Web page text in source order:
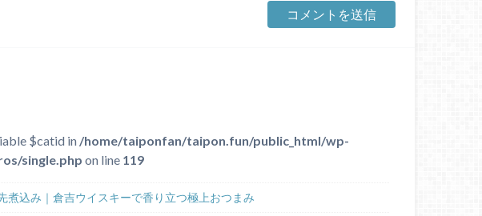
$catid in /home/taiponfan/taipon.fun/public_html/wp-
single.php on line 119
煮込み｜倉吉ウイスキーで香り立つ極上おつまみ